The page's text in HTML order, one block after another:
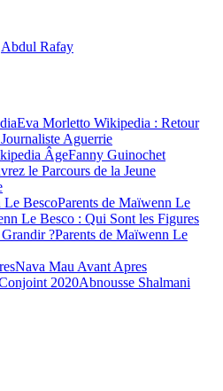
Abdul Rafay
Eva Morletto Wikipedia : Retour
Aguerrie
Fanny Guinochet
le Parcours de la Jeune
Parents de Maïwenn Le
Le Besco : Qui Sont les Figures
?Parents de Maïwenn Le
Nava Mau Avant Apres
Abnousse Shalmani